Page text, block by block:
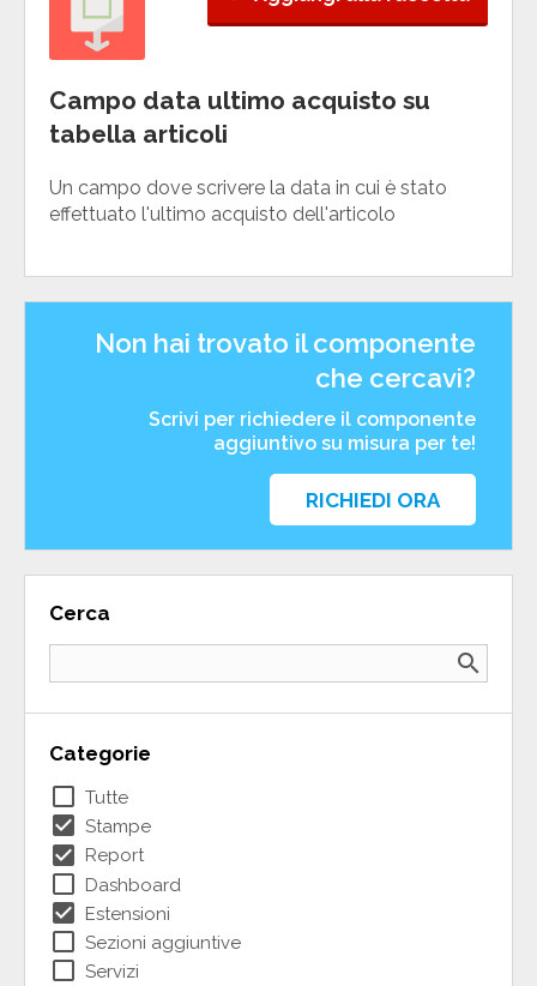
Cerca
search
Categorie
check_box_outline_blank Tutte
check_box Stampe
check_box Report
check_box_outline_blank Dashboard
check_box Estensioni
check_box_outline_blank Sezioni aggiuntive
check_box_outline_blank Servizi
Campo data ultimo acquisto su
tabella articoli
Un campo dove scrivere la data in cui è stato
effettuato l'ultimo acquisto dell'articolo
Non hai trovato il componente
che cercavi?
Scrivi per richiedere il componente
aggiuntivo su misura per te!
RICHIEDI ORA